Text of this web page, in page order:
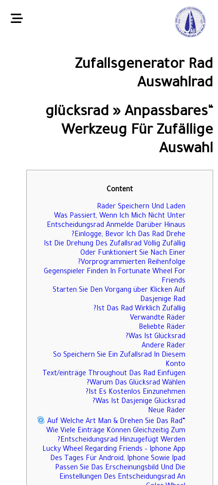
Zufallsgenerator Rad
Auswahlrad
“glücksrad » Anpassbares
Werkzeug Für Zufällige
Auswahl
Content
Räder Speichern Und Laden
Was Passiert, Wenn Ich Mich Nicht Unter
Entscheidungsrad Anmelde Darüber Hinaus
Einlogge, Bevor Ich Das Rad Drehe?
Ist Die Drehung Des Zufallsrad Völlig Zufällig
Oder Funktioniert Sie Nach Einer
Vorprogrammierten Reihenfolge?
Gegenspieler Finden In Fortunate Wheel For
Friends
Starten Sie Den Vorgang über Klicken Auf
Dasjenige Rad
Ist Das Rad Wirklich Zufällig?
Verwandte Räder
Beliebte Räder
Was Ist Glücksrad?
Andere Räder
So Speichern Sie Ein Zufallsrad In Diesem
Konto
Text/einträge Throughout Das Rad Einfügen
Warum Das Glücksrad Wählen?
Ist Es Kostenlos Einzunehmen?
Was Ist Dasjenige Glücksrad?
Neue Räder
Wie Viele Einträge Können Gleichzeitig Zum
Entscheidungsrad Hinzugefügt Werden?
Lucky Wheel Regarding Friends – Iphone App
Des Tages Für Android, Iphone Sowie Ipad
Passen Sie Das Erscheinungsbild Und Die
Einstellungen Des Entscheidungsrad An